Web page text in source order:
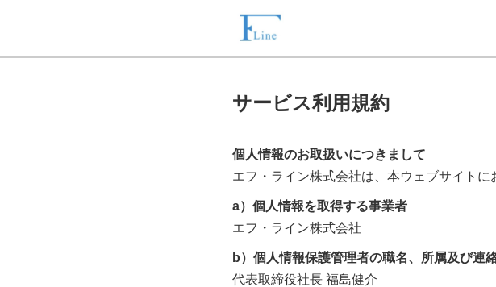
サービス利用規約
個人情報のお取扱いにつきまして
エフ・ライン株式会社は、本ウェブサイトに
a）個人情報を取得する事業者
エフ・ライン株式会社
b）個人情報保護管理者の職名、所属及び連
代表取締役社長 福島健介